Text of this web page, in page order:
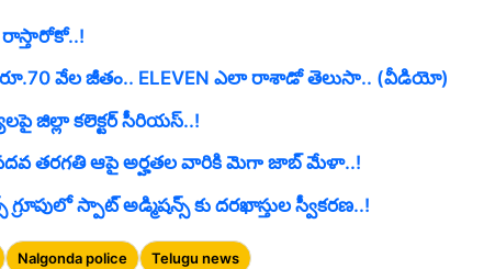
రాస్తారోకో..!
రూ.70 వేల జీతం.. ELEVEN ఎలా రాశాడో తెలుసా.. (వీడియో)
జిల్లా కలెక్టర్ సీరియస్..!
పదవ తరగతి ఆపై అర్హతల వారికి మెగా జాబ్ మేళా..!
స్పాట్ అడ్మిషన్స్ కు దరఖాస్తుల స్వీకరణ..!
Nalgonda police Telugu news